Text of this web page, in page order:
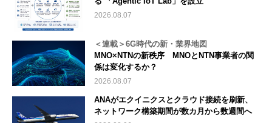
2026.08.07
＜連載＞6G時代の新・業界地図
MNO×NTNの新秩序 MNOとNTN事業者の関
係は変化するか？
2026.08.07
ANAがエクイニクスとクラウド接続を刷新、
ネットワーク構築期間が数カ月から数週間へ